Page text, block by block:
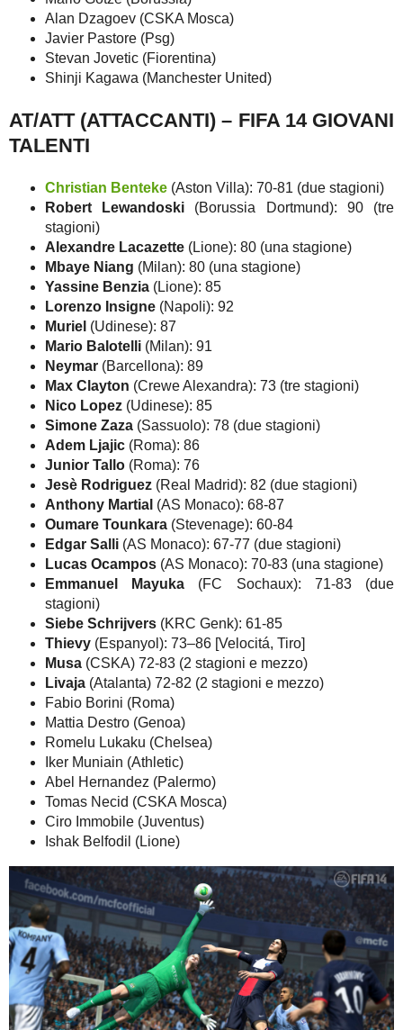
Alan Dzagoev (CSKA Mosca)
Javier Pastore (Psg)
Stevan Jovetic (Fiorentina)
Shinji Kagawa (Manchester United)
AT/ATT (ATTACCANTI) – FIFA 14 GIOVANI
TALENTI
Christian Benteke (Aston Villa): 70-81 (due stagioni)
Robert Lewandoski (Borussia Dortmund): 90 (tre
stagioni)
Alexandre Lacazette (Lione): 80 (una stagione)
Mbaye Niang (Milan): 80 (una stagione)
Yassine Benzia (Lione): 85
Lorenzo Insigne (Napoli): 92
Muriel (Udinese): 87
Mario Balotelli (Milan): 91
Neymar (Barcellona): 89
Max Clayton (Crewe Alexandra): 73 (tre stagioni)
Nico Lopez (Udinese): 85
Simone Zaza (Sassuolo): 78 (due stagioni)
Adem Ljajic (Roma): 86
Junior Tallo (Roma): 76
Jesè Rodriguez (Real Madrid): 82 (due stagioni)
Anthony Martial (AS Monaco): 68-87
Oumare Tounkara (Stevenage): 60-84
Edgar Salli (AS Monaco): 67-77 (due stagioni)
Lucas Ocampos (AS Monaco): 70-83 (una stagione)
Emmanuel Mayuka (FC Sochaux): 71-83 (due
stagioni)
Siebe Schrijvers (KRC Genk): 61-85
Thievy (Espanyol): 73–86 [Velocitá, Tiro]
Musa (CSKA) 72-83 (2 stagioni e mezzo)
Livaja (Atalanta) 72-82 (2 stagioni e mezzo)
Fabio Borini (Roma)
Mattia Destro (Genoa)
Romelu Lukaku (Chelsea)
Iker Muniain (Athletic)
Abel Hernandez (Palermo)
Tomas Necid (CSKA Mosca)
Ciro Immobile (Juventus)
Ishak Belfodil (Lione)